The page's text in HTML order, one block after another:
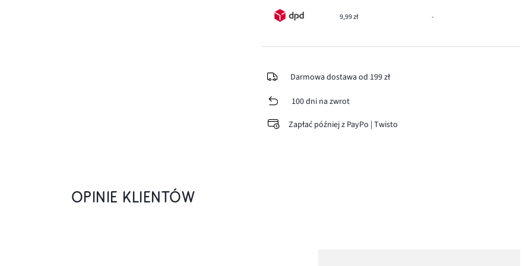
9,99 zł -
Darmowa dostawa od 199 zł
100 dni na zwrot
Zapłać później z PayPo | Twisto
OPINIE KLIENTÓW